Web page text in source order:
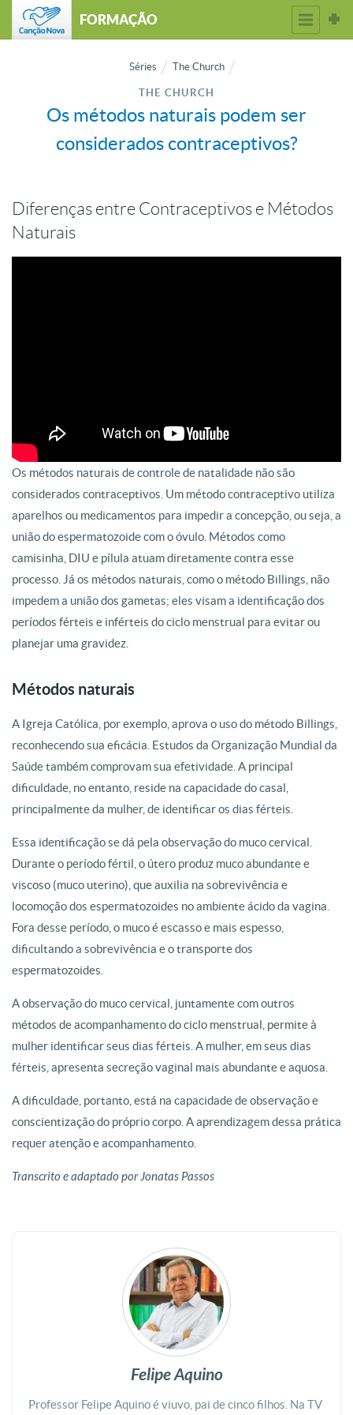
FORMAÇÃO
Séries The Church
THE CHURCH
Os métodos naturais podem ser
considerados contraceptivos?
Diferenças entre Contraceptivos e Métodos
Naturais
Os métodos naturais de controle de natalidade não são
considerados contraceptivos. Um método contraceptivo utiliza
aparelhos ou medicamentos para impedir a concepção, ou seja, a
união do espermatozoide com o óvulo. Métodos como
camisinha, DIU e pílula atuam diretamente contra esse
processo. Já os métodos naturais, como o método Billings, não
impedem a união dos gametas; eles visam a identificação dos
períodos férteis e inférteis do ciclo menstrual para evitar ou
planejar uma gravidez.
Métodos naturais
A Igreja Católica, por exemplo, aprova o uso do método Billings,
reconhecendo sua eficácia. Estudos da Organização Mundial da
Saúde também comprovam sua efetividade. A principal
dificuldade, no entanto, reside na capacidade do casal,
principalmente da mulher, de identificar os dias férteis.
Essa identificação se dá pela observação do muco cervical.
Durante o período fértil, o útero produz muco abundante e
viscoso (muco uterino), que auxilia na sobrevivência e
locomoção dos espermatozoides no ambiente ácido da vagina.
Fora desse período, o muco é escasso e mais espesso,
dificultando a sobrevivência e o transporte dos
espermatozoides.
A observação do muco cervical, juntamente com outros
métodos de acompanhamento do ciclo menstrual, permite à
mulher identificar seus dias férteis. A mulher, em seus dias
férteis, apresenta secreção vaginal mais abundante e aquosa.
A dificuldade, portanto, está na capacidade de observação e
conscientização do próprio corpo. A aprendizagem dessa prática
requer atenção e acompanhamento.
Transcrito e adaptado por Jonatas Passos
Felipe Aquino
Professor Felipe Aquino é viuvo, pai de cinco filhos. Na TV